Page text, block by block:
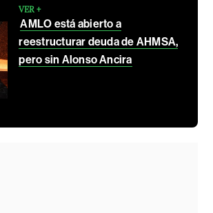
VER +
AMLO está abierto a
reestructurar deuda de AHMSA,
pero sin Alonso Ancira